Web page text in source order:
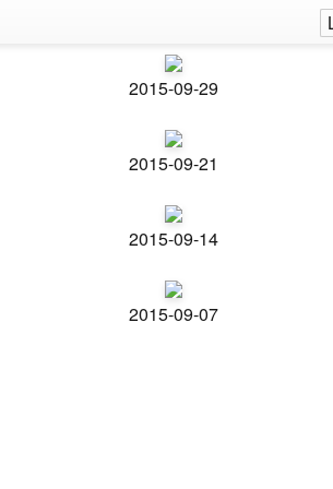
2015-09-29
2015-09-21
2015-09-14
2015-09-07